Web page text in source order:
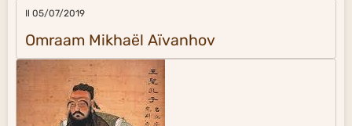
Il 05/07/2019
Omraam Mikhaël Aïvanhov